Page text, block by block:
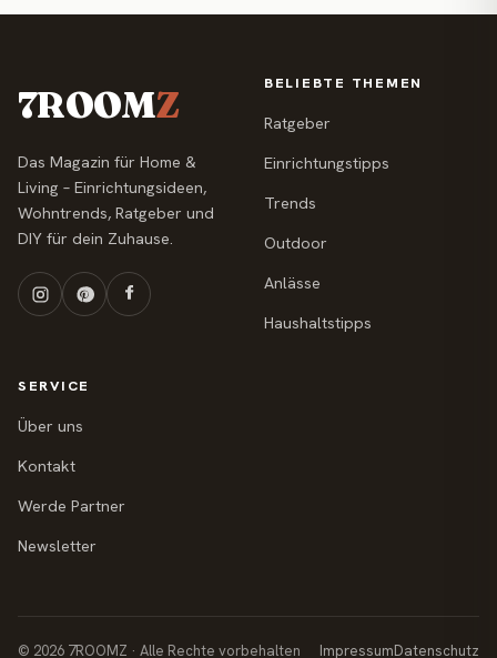
7ROOMZ
Das Magazin für Home &
Living – Einrichtungsideen,
Wohntrends, Ratgeber und
DIY für dein Zuhause.
BELIEBTE THEMEN
Ratgeber
Einrichtungstipps
Trends
Outdoor
Anlässe
Haushaltstipps
SERVICE
Über uns
Kontakt
Werde Partner
Newsletter
© 2026 7ROOMZ · Alle Rechte vorbehalten ImpressumDatenschutz